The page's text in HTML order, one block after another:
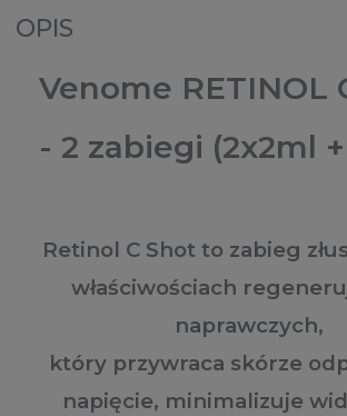
OPIS
Venome RETINOL
- 2 zabiegi (2x2ml
Retinol C Shot to zabieg
właściwościach
naprawczych,
który przywraca skórze
napięcie, minimalizuje